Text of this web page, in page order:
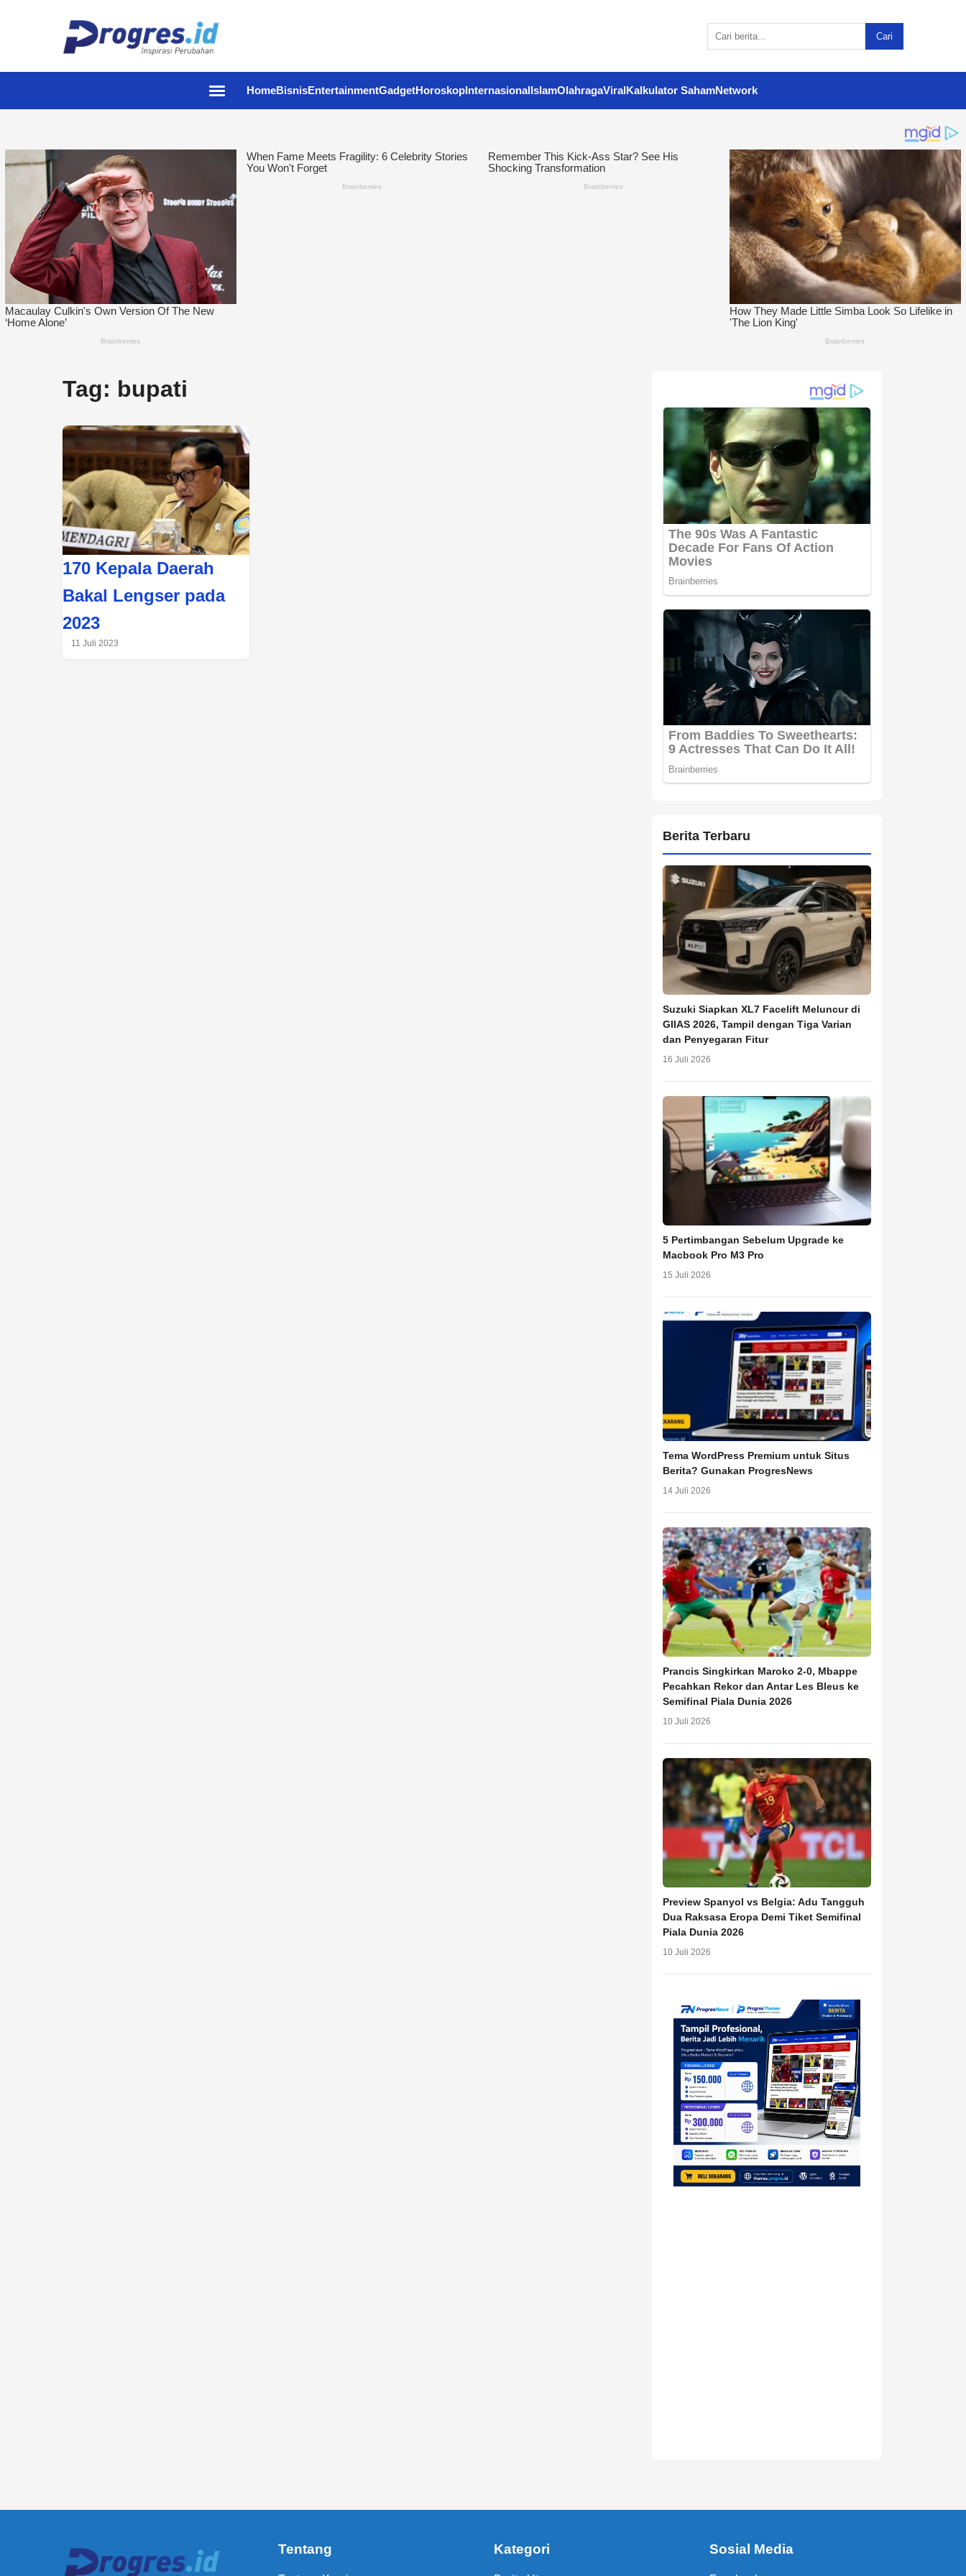
Cari
HomeBisnisEntertainmentGadgetHoroskopInternasionalIslamOlahragaViralKalkulator SahamNetwork
Tag: bupati
170 Kepala Daerah
Bakal Lengser pada
2023
11 Juli 2023
Berita Terbaru
Suzuki Siapkan XL7 Facelift Meluncur di
GIIAS 2026, Tampil dengan Tiga Varian
dan Penyegaran Fitur
16 Juli 2026
5 Pertimbangan Sebelum Upgrade ke
Macbook Pro M3 Pro
15 Juli 2026
Tema WordPress Premium untuk Situs
Berita? Gunakan ProgresNews
14 Juli 2026
Prancis Singkirkan Maroko 2-0, Mbappe
Pecahkan Rekor dan Antar Les Bleus ke
Semifinal Piala Dunia 2026
10 Juli 2026
Preview Spanyol vs Belgia: Adu Tangguh
Dua Raksasa Eropa Demi Tiket Semifinal
Piala Dunia 2026
10 Juli 2026
Tentang Kategori Sosial Media